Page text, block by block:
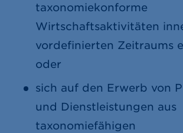
taxonomiekonforme
Wirtschaftsaktivitäten
vordefinierten Zeitraums
oder
sich auf den Erwerb von
und Dienstleistungen aus
taxonomiefähigen